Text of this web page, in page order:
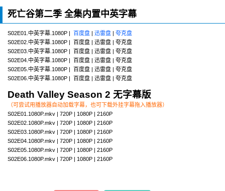
死亡谷第二季 全集内置中英字幕
S02E01.中英字幕.1080P | 百度盘 | 迅雷盘 | 夸克盘
S02E02.中英字幕.1080P | 百度盘 | 迅雷盘 | 夸克盘
S02E03.中英字幕.1080P | 百度盘 | 迅雷盘 | 夸克盘
S02E04.中英字幕.1080P | 百度盘 | 迅雷盘 | 夸克盘
S02E05.中英字幕.1080P | 百度盘 | 迅雷盘 | 夸克盘
S02E06.中英字幕.1080P | 百度盘 | 迅雷盘 | 夸克盘
Death Valley Season 2 无字幕版
（可尝试用播放器自动加载字幕，也可下载外挂字幕拖入播放器）
S02E01.1080P.mkv | 720P | 1080P | 2160P
S02E02.1080P.mkv | 720P | 1080P | 2160P
S02E03.1080P.mkv | 720P | 1080P | 2160P
S02E04.1080P.mkv | 720P | 1080P | 2160P
S02E05.1080P.mkv | 720P | 1080P | 2160P
S02E06.1080P.mkv | 720P | 1080P | 2160P